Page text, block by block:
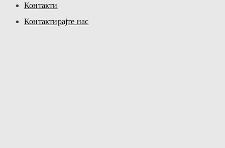
Контакти
Контактирајте нас